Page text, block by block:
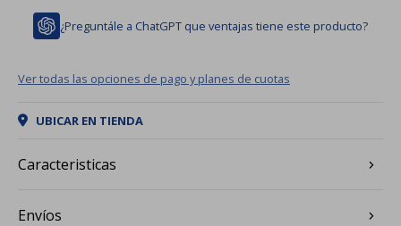
¿Preguntále a ChatGPT que ventajas tiene este producto?
Ver todas las opciones de pago y planes de cuotas
UBICAR EN TIENDA
Caracteristicas
Envíos